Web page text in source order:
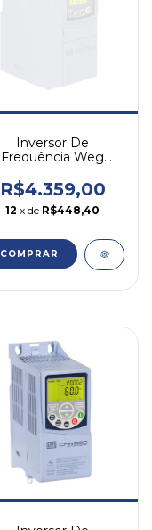
Inversor De
Frequência Weg
Trif Igbt
R$4.359,00
12 x de R$448,40
COMPRAR